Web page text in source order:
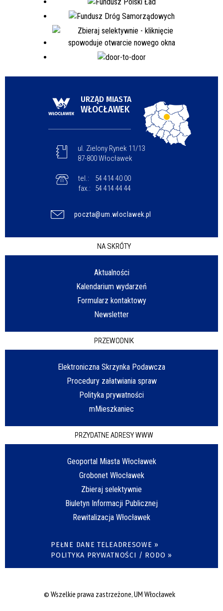
URZĄD MIASTA
WŁOCŁAWEK
ul. Zielony Rynek 11/13
87-800 Włocławek
tel.:
54 414 40 00
fax.:
54 414 44 44
poczta@um.wloclawek.pl
NA SKRÓTY
Aktualności
Kalendarium wydarzeń
Formularz kontaktowy
Newsletter
PRZEWODNIK
Elektroniczna Skrzynka Podawcza
Procedury załatwiania spraw
Polityka prywatności
mMieszkaniec
PRZYDATNE ADRESY WWW
Geoportal Miasta Włocławek
Grobonet Włocławek
Zbieraj selektywnie
Biuletyn Informacji Publicznej
Rewitalizacja Włocławek
PEŁNE DANE TELEADRESOWE »
POLITYKA PRYWATNOŚCI / RODO »
© Wszelkie prawa zastrzeżone, UM Włocławek